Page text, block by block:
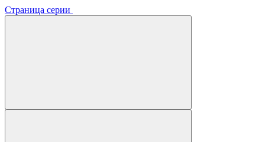
Страница серии